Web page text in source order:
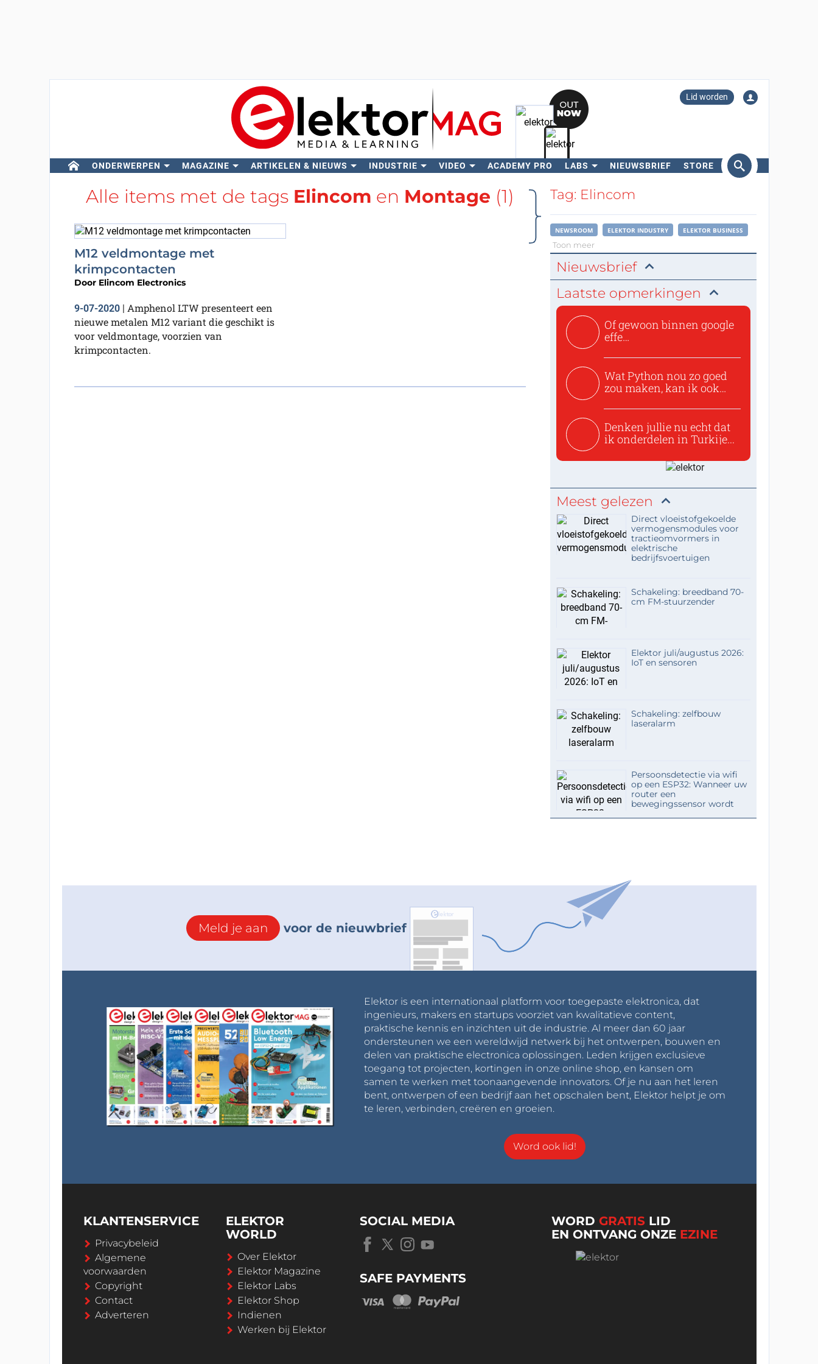
Lid worden
ONDERWERPEN MAGAZINE ARTIKELEN & NIEUWS INDUSTRIE VIDEO ACADEMY PRO LABS NIEUWSBRIEF STORE
Zoeken
Alle items met de tags Elincom en Montage (1)
M12 veldmontage met
krimpcontacten
Door Elincom Electronics
9-07-2020| Amphenol LTW presenteert een
nieuwe metalen M12 variant die geschikt is
voor veldmontage, voorzien van
krimpcontacten.
Tag: Elincom
NEWSROOM ELEKTOR INDUSTRY ELEKTOR BUSINESS
Toon meer
Nieuwsbrief
Laatste opmerkingen
Of gewoon binnen google
effe
Wat Python nou zo goed
zou maken, kan ik ook
Denken jullie nu echt dat
ik onderdelen in Turkije...
Meest gelezen
Direct vloeistofgekoelde
vermogensmodules voor
tractieomvormers in
elektrische
bedrijfsvoertuigen
Schakeling: breedband 70-
cm FM-stuurzender
Elektor juli/augustus 2026:
IoT en sensoren
Schakeling: zelfbouw
laseralarm
Persoonsdetectie via wifi
op een ESP32: Wanneer uw
router een
bewegingssensor wordt
Meld je aan voor de nieuwbrief
Elektor is een internationaal platform voor toegepaste elektronica, dat
ingenieurs, makers en startups voorziet van kwalitatieve content,
praktische kennis en inzichten uit de industrie. Al meer dan 60 jaar
ondersteunen we een wereldwijd netwerk bij het ontwerpen, bouwen en
delen van praktische electronica oplossingen. Leden krijgen exclusieve
toegang tot projecten, kortingen in onze online shop, en kansen om
samen te werken met toonaangevende innovators. Of je nu aan het leren
bent, ontwerpen of een bedrijf aan het opschalen bent, Elektor helpt je om
te leren, verbinden, creëren en groeien.
Word ook lid!
KLANTENSERVICE
Privacybeleid
Algemene
voorwaarden
Copyright
Contact
Adverteren
ELEKTOR
WORLD
Over Elektor
Elektor Magazine
Elektor Labs
Elektor Shop
Indienen
Werken bij Elektor
SOCIAL MEDIA
SAFE PAYMENTS
WORDGRATIS LID
EN ONTVANG ONZE EZINE